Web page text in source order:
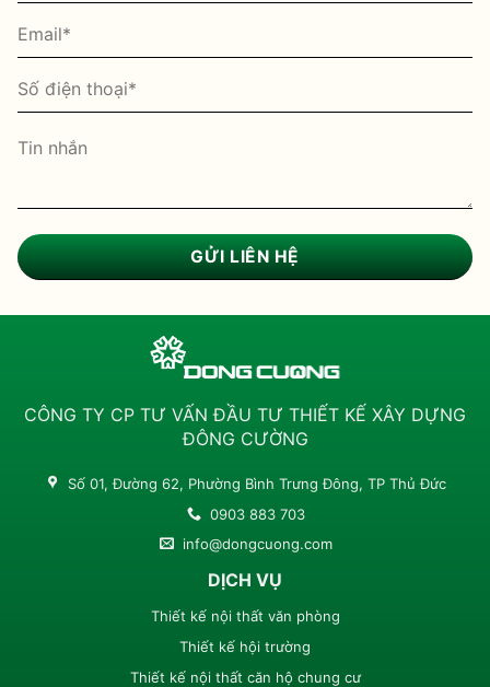
CÔNG TY CP TƯ VẤN ĐẦU TƯ THIẾT KẾ XÂY DỰNG
ĐÔNG CƯỜNG
Số 01, Đường 62, Phường Bình Trưng Đông, TP Thủ Đức
0903 883 703
info@dongcuong.com
DỊCH VỤ
Thiết kế nội thất văn phòng
Thiết kế hội trường
Thiết kế nội thất căn hộ chung cư